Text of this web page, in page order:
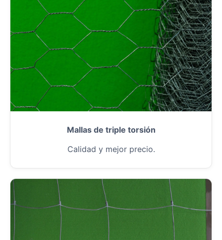
Mallas de triple torsión
Calidad y mejor precio.